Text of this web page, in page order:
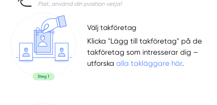
Psst, använd din position vetja!
Välj takföretag
Klicka "Lägg till takföretag" på de
takföretag som intresserar dig –
utforskaalla takläggare här.